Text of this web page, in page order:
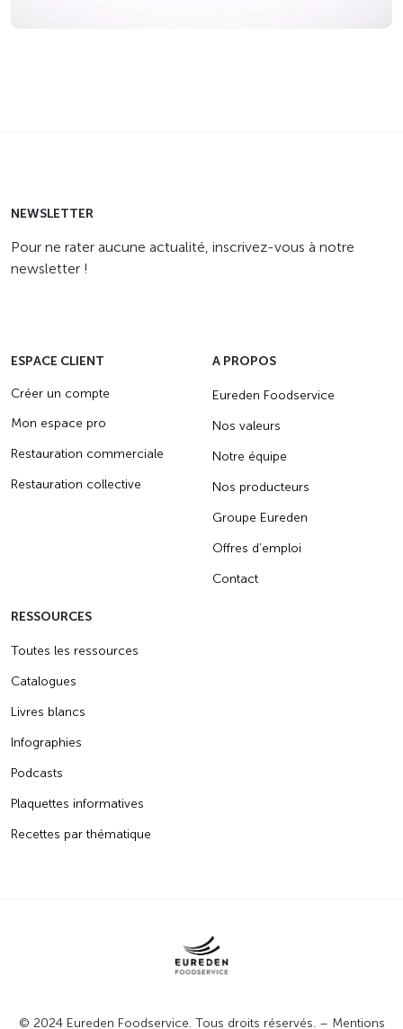
NEWSLETTER
Pour ne rater aucune actualité, inscrivez-vous à notre
newsletter !
ESPACE CLIENT
Créer un compte
Mon espace pro
Restauration commerciale
Restauration collective
A PROPOS
Eureden Foodservice
Nos valeurs
Notre équipe
Nos producteurs
Groupe Eureden
Offres d’emploi
Contact
RESSOURCES
Toutes les ressources
Catalogues
Livres blancs
Infographies
Podcasts
Plaquettes informatives
Recettes par thématique
© 2024 Eureden Foodservice. Tous droits réservés. – Mentions